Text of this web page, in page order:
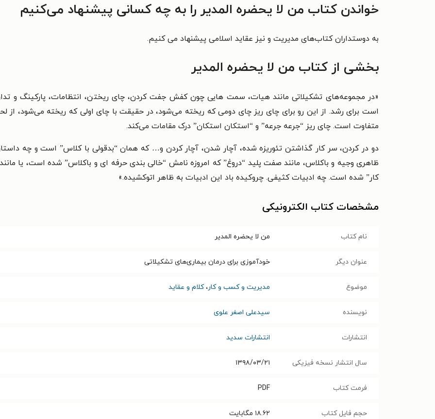
خواندن کتاب من لا یحضره المدیر را به چه کسانی پیشنهاد می‌کنیم
به دوستداران کتاب‌های مدیریت و نیز عقاید اسلامی پیشنهاد می کنیم.
بخشی از کتاب من لا یحضره المدیر
«در مجموعه‌های تشکیلاتی مانند هیات، سمت هایی چون کفش جفت کردن، چای ریختن، انتظامات، پارکینگ و
است برای رشد. از اين رو برای چای ریز چای دومی که ریخته می‌شود، در حقیقت با چای اولی که ریخته می‌شود،
متفاوت است. چای ریز “جرعه جرعه” و “استکان استکان” درک مقامات می‌کند.
دو در کردن، سر کار گذاشتن تئوریزه شده، آچار شدن، آچار کردن و… که همان “بدقولی با کلاس” است و چه
ظاهری وجیه و باکلاس، مانند صفت پلید “دروغ” که امروزه نامش “خالی بندی حرفه ای و باکلاس” شده است، یا
کار” شده است. چه ادبیات کثیفی. چروکیده باد این ادبیات به ظاهر اتوکشیده.»
مشخصات کتاب الکترونیکی
نام کتاب من لا یحضره المدیر
عنوان دیگر خودآموزی برای درمان بیماری‌های تشکیلاتی
موضوع مدیریت و کسب و کار،کلام و عقاید
نویسنده سیدعلی اصغر علوی
انتشارات انتشارات سدید
سال انتشار نسخه فیزیکی ۱۳۹۸/۰۳/۲۱
فرمت کتاب PDF
حجم فایل کتاب ۱۸.۶۲ مگابایت